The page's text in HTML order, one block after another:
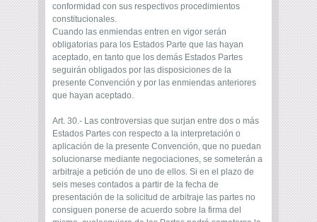
conformidad con sus respectivos procedimientos
constitucionales.
Cuando las enmiendas entren en vigor serán
obligatorias para los Estados Parte que las hayan
aceptado, en tanto que los demás Estados Partes
seguirán obligados por las disposiciones de la
presente Convención y por las enmiendas anteriores
que hayan aceptado.
Art. 30.- Las controversias que surjan entre dos o más
Estados Partes con respecto a la interpretación o
aplicación de la presente Convención, que no puedan
solucionarse mediante negociaciones, se someterán a
arbitraje a petición de uno de ellos. Si en el plazo de
seis meses contados a partir de la fecha de
presentación de la solicitud de arbitraje las partes no
consiguen ponerse de acuerdo sobre la firma del